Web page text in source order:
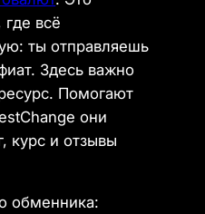
всё
ты отправляешь
Здесь важно
Помогают
они
курс и отзывы
обменника: